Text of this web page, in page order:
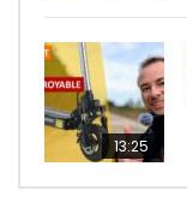
13:25